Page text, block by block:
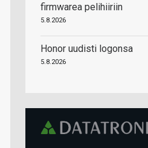
firmwarea pelihiiriin
5.8.2026
Honor uudisti logonsa
5.8.2026